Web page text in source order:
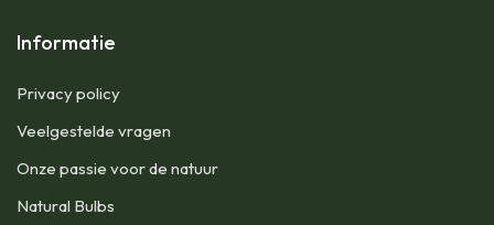
Informatie
Privacy policy
Veelgestelde vragen
Onze passie voor de natuur
Natural Bulbs